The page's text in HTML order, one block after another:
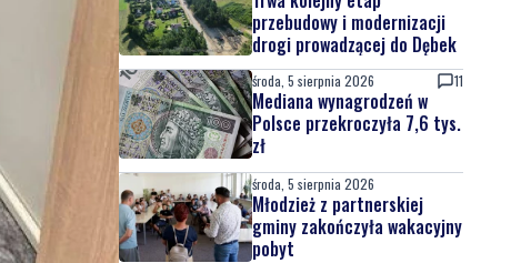
przebudowy i modernizacji
drogi prowadzącej do Dębek
środa, 5 sierpnia 2026 11
Mediana wynagrodzeń w
Polsce przekroczyła 7,6 tys.
zł
środa, 5 sierpnia 2026
Młodzież z partnerskiej
gminy zakończyła wakacyjny
pobyt